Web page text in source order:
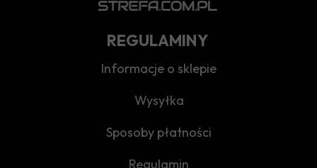
REGULAMINY
Regulamin
Sposoby płatności
Wysyłka
Informacje o sklepie